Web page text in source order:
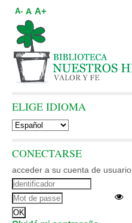
A- A A+
ELIGE IDIOMA
CONECTARSE
acceder a su cuenta de usuario